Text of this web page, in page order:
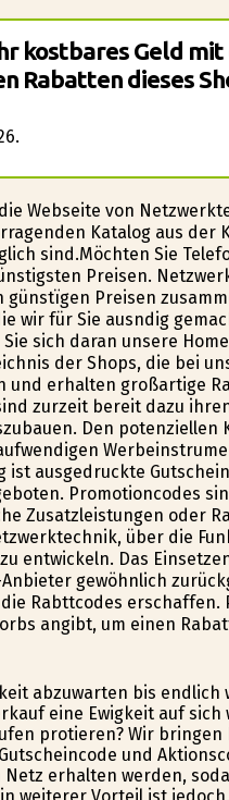
kostbares Geld mit
Rabatten dieses
Webseite von
Katalog aus der
sind.Möchten Sie
Preisen.
günstïgen Preisen
wir für Sie ausfindig
sich daran unsere
der Shops, die bei
erhalten großartige
zurzeit bereit dazu
Den potenziellen
ausgedruckte
Promotioncodes
Zusatzleistungen oder
über die
entwickeln. Das
gewöhnlich
Rabttcodes
angibt, um einen
abzuwarten bis
eine Ewigkeit auf
profitieren? Wir
und
erhalten werden,
weiterer Vorteil ist